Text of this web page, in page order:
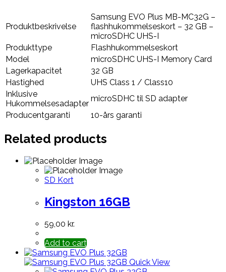
Produktbeskrivelse
Samsung EVO Plus MB-MC32G –
flashhukommelseskort – 32 GB –
microSDHC UHS-I
Produkttype
Flashhukommelseskort
Model
microSDHC UHS-I Memory Card
Lagerkapacitet
32 GB
Hastighed
UHS Class 1 / Class10
Inklusive
Hukommelsesadapter
microSDHC til SD adapter
Producentgaranti
10-års garanti
Related products
SD Kort
Kingston 16GB
59,00 kr.
Add to cart
Quick View